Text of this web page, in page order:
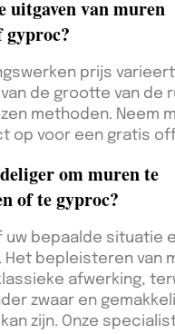
uitgaven van muren
gyproc?
prijs varieert
de grootte van de
methoden. Neem
op voor een gratis
om muren te
of te gyproc?
uw bepaalde situatie
bepleisteren van
afwerking,
zwaar en
zijn. Onze